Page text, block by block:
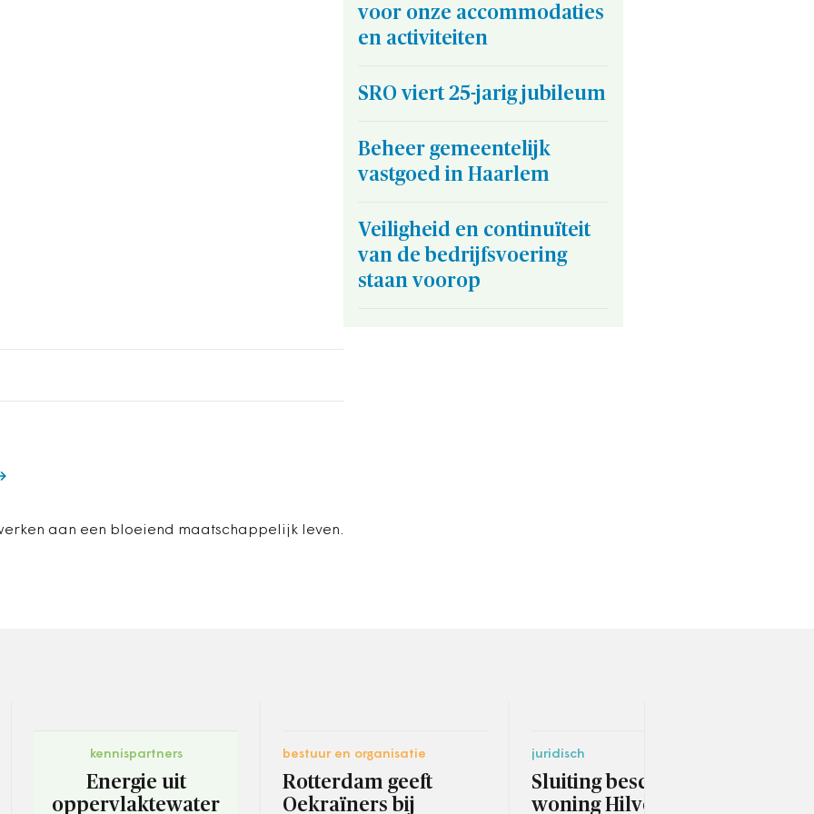
voor onze accommodaties
en activiteiten
SRO viert 25-jarig jubileum
Beheer gemeentelijk
vastgoed in Haarlem
Veiligheid en continuïteit
van de bedrijfsvoering
staan voorop
aan een bloeiend maatschappelijk leven.
kennispartners
Energie uit
oppervlaktewater
bestuur en organisatie
Rotterdam geeft
Oekraïners bij
juridisch
Sluiting beschoten
woning Hilversum